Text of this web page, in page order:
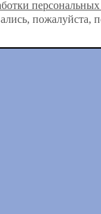
пожалуйста,